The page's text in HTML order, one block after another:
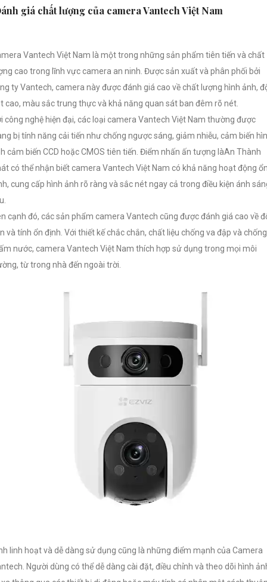
giá chất lượng của camera Vantech Việt Nam
Vantech Việt Nam là một trong những sản phẩm tiên tiến và chất
cao trong lĩnh vực camera an ninh. Được sản xuất và phân phối bởi
ty Vantech, camera này được đánh giá cao về chất lượng hình ảnh,
cao, màu sắc trung thực và khả năng quan sát ban đêm rõ nét.
công nghệ hiện đại, các loại camera Vantech Việt Nam thường được
bị tính năng cải tiến như chống ngược sáng, giảm nhiễu, cảm biến
cảm biến CCD hoặc CMOS tiên tiến. Điểm nhấn ấn tượng làAn Thành
có thể nhận biết camera Vantech Việt Nam có khả năng hoạt động
cung cấp hình ảnh rõ ràng và sắc nét ngay cả trong điều kiện ánh
cạnh đó, các sản phẩm camera Vantech cũng được đánh giá cao về
và tính ổn định. Với thiết kế chắc chắn, chất liệu chống va đập và chống
nước, camera Vantech Việt Nam thích hợp sử dụng trong mọi môi
từ trong nhà đến ngoài trời.
linh hoạt và dễ dàng sử dụng cũng là những điểm mạnh của Camera
Người dùng có thể dễ dàng cài đặt, điều chỉnh và theo dõi hình